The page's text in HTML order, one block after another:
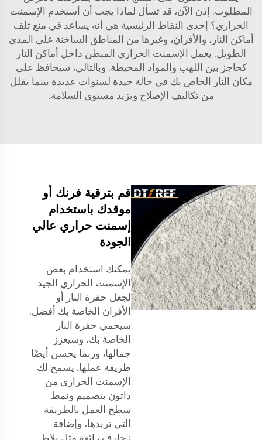
المطلوب. إذن الآن، قد تسأل لماذا يجب أن أستخدم الإسمنت
الحراري؟ إحدى النقاط الرئيسية هي أنه يساعد في منع تلف
أماكن النار، والأفران، وغيرها من المناطق الساخنة على المدى
الطويل. يعمل الإسمنت الحراري المبطن داخل أماكن النار
كحاجز بين اللهب والمواد المحيطة. وبالتالي، سيحافظ على
مكان النار الخاص بك في حالة جيدة لسنوات عديدة بينما يقلل
من تكاليف الإصلاح ويزيد مستوى السلامة.
قم بترقية فرنك أو
موقدك باستخدام
إسمنت حراري عالي
الجودة
يمكنك استخدام بعض
الإسمنت الحراري الجيد
لجعل حفرة النار أو
الأفران الخاصة بك أفضل.
سيحمي حفرة النار
الخاصة بك، وسيعزز
جمالها، وربما يحسن أيضًا
طريقة عملها. يسمح لك
الإسمنت الحراري من
داتون بتصميم ونمط
سطح العمل بالطريقة
التي تريدها، وإضافة
زخارف رائعة مثل بلاط